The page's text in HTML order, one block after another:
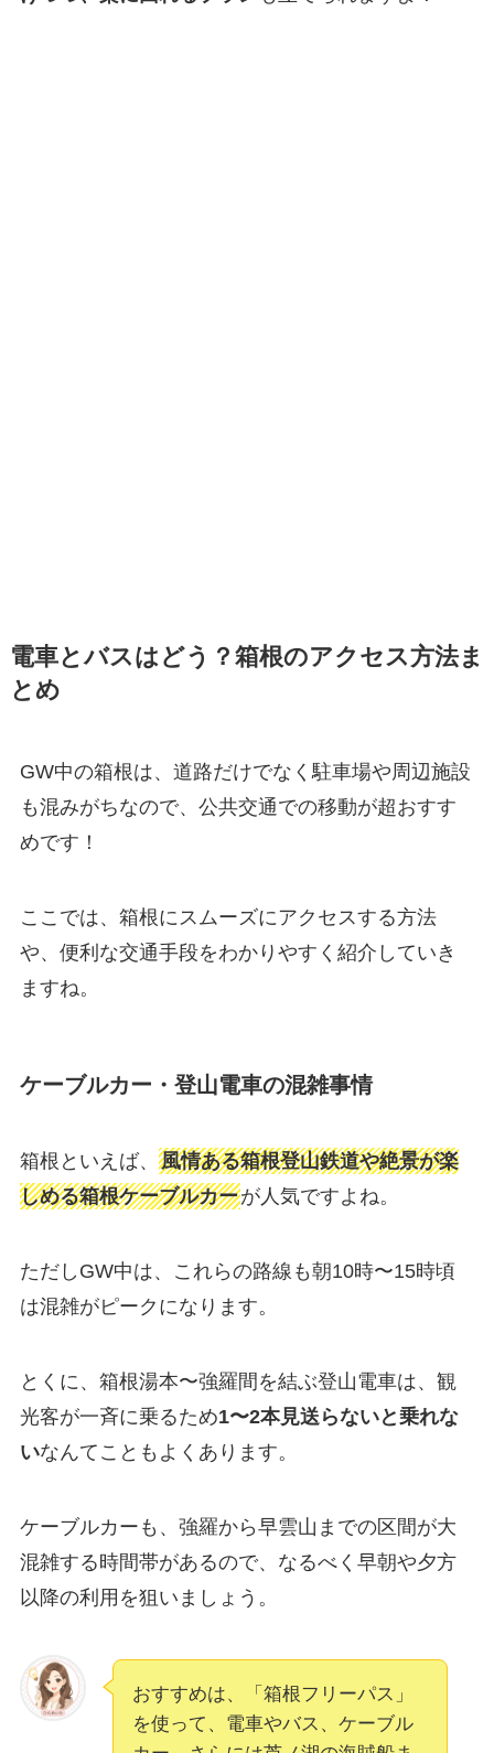
電車とバスはどう？箱根のアクセス方法ま
とめ
GW中の箱根は、道路だけでなく駐車場や周辺施設
も混みがちなので、公共交通での移動が超おすす
めです！
ここでは、箱根にスムーズにアクセスする方法
や、便利な交通手段をわかりやすく紹介していき
ますね。
ケーブルカー・登山電車の混雑事情
箱根といえば、 風情ある箱根登山鉄道や絶景が楽
しめる箱根ケーブルカーが人気ですよね。
ただしGW中は、これらの路線も朝10時〜15時頃
は混雑がピークになります。
とくに、箱根湯本〜強羅間を結ぶ登山電車は、観
光客が一斉に乗るため1〜2本見送らないと乗れな
いなんてこともよくあります。
ケーブルカーも、強羅から早雲山までの区間が大
混雑する時間帯があるので、なるべく早朝や夕方
以降の利用を狙いましょう。
おすすめは、「箱根フリーパス」
を使って、電車やバス、ケーブル